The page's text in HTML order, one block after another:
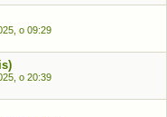
o 09:29
o 20:39